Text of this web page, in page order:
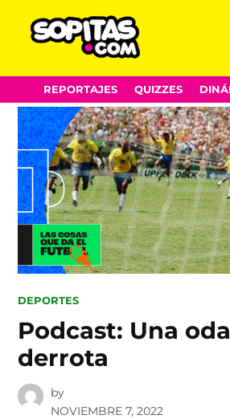
Skip
to
content
REPORTAJES QUIZZES
POSTED
DEPORTES
Podcast: Una
derrota
by
NOVIEMBRE 7, 2022